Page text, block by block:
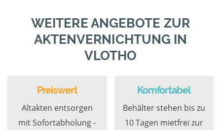
WEITERE ANGEBOTE ZUR
AKTENVERNICHTUNG IN
VLOTHO
Preiswert
Altakten entsorgen
mit Sofortabholung -
Komfortabel
Behälter stehen bis zu
10 Tagen mietfrei zur